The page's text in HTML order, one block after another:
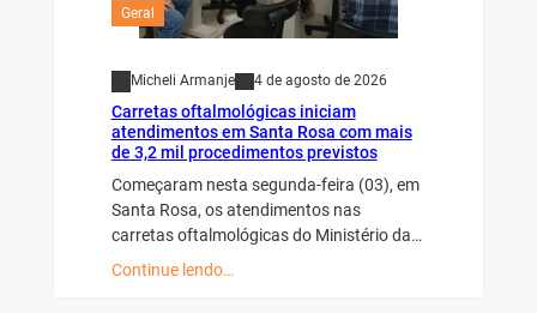
Geral
Micheli Armanje 4 de agosto de 2026
Carretas oftalmológicas iniciam
atendimentos em Santa Rosa com mais
de 3,2 mil procedimentos previstos
Começaram nesta segunda-feira (03), em
Santa Rosa, os atendimentos nas
carretas oftalmológicas do Ministério da…
Continue lendo…